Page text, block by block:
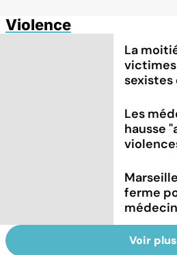
Violence
La
sexistes
Les
hausse
ferme
Voir plus